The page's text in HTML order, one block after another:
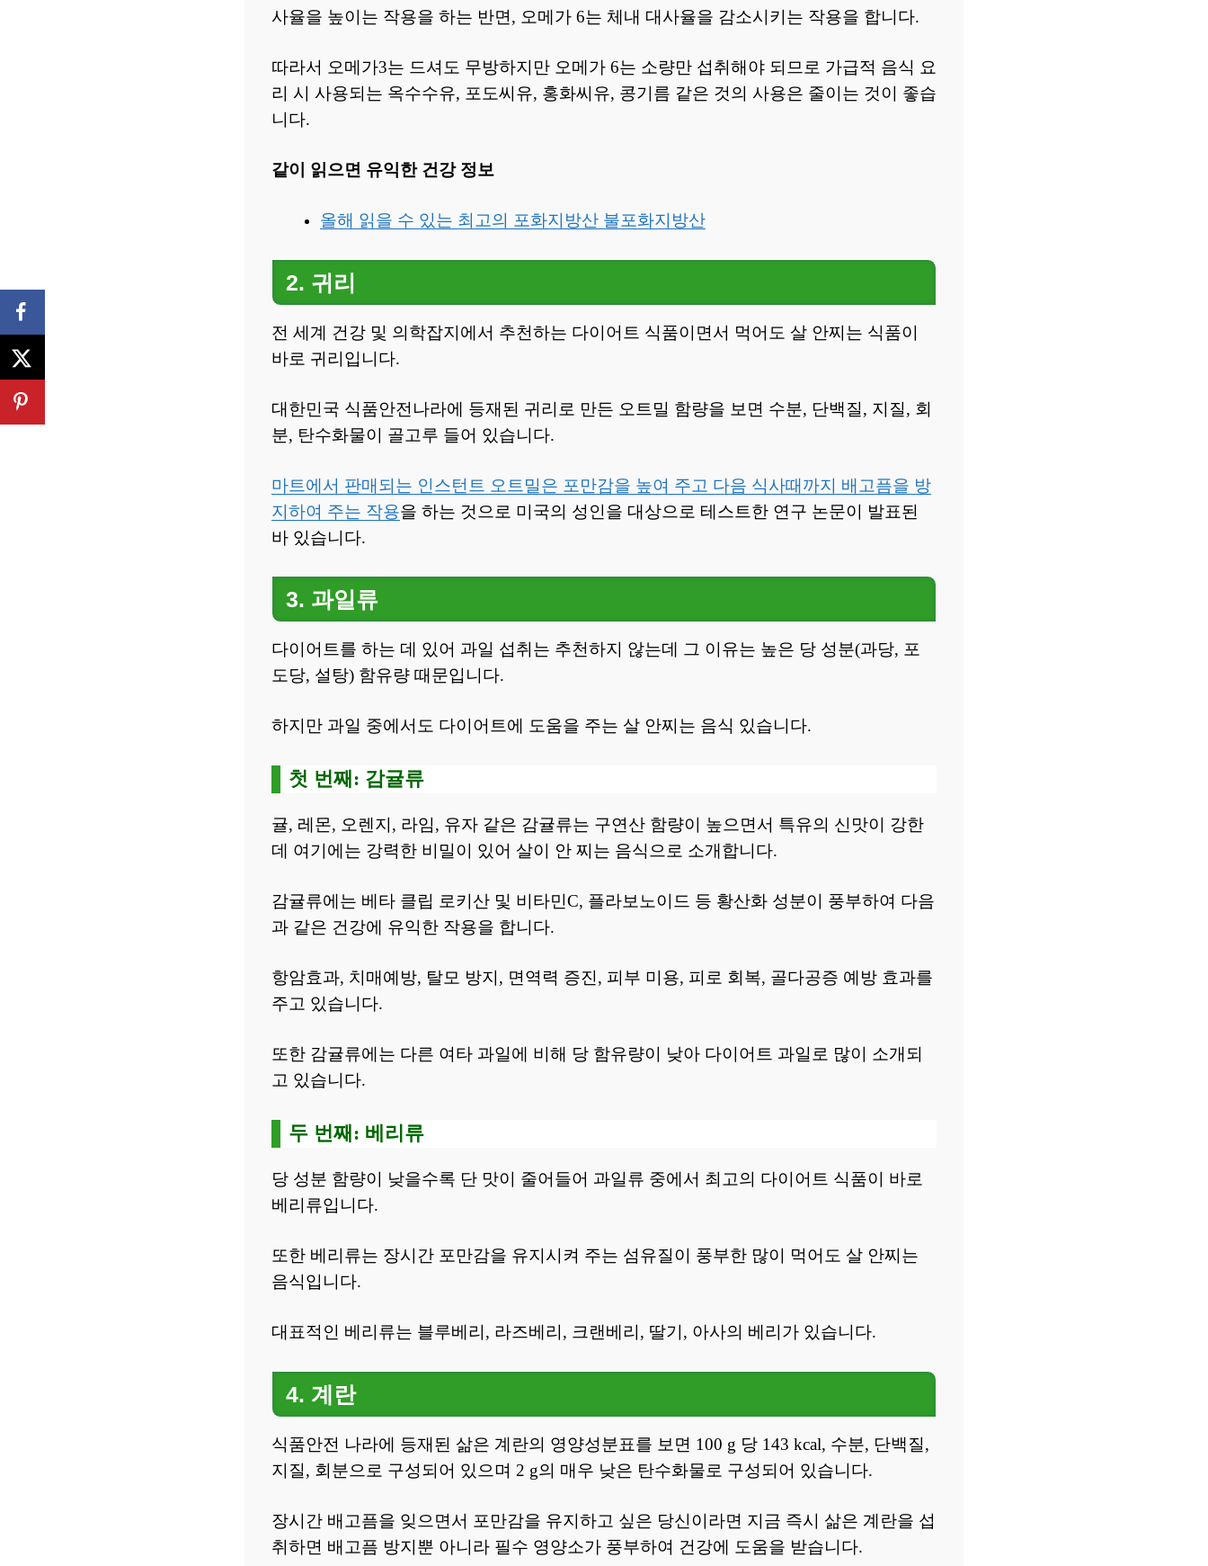
사율을 높이는 작용을 하는 반면, 오메가 6는 체내 대사율을 감소시키는 작용을 합니다.
따라서 오메가3는 드셔도 무방하지만 오메가 6는 소량만 섭취해야 되므로 가급적 음식 요
리 시 사용되는 옥수수유, 포도씨유, 홍화씨유, 콩기름 같은 것의 사용은 줄이는 것이 좋습
니다.
같이 읽으면 유익한 건강 정보
올해 읽을 수 있는 최고의 포화지방산 불포화지방산
2. 귀리
전 세계 건강 및 의학잡지에서 추천하는 다이어트 식품이면서 먹어도 살 안찌는 식품이
바로 귀리입니다.
대한민국 식품안전나라에 등재된 귀리로 만든 오트밀 함량을 보면 수분, 단백질, 지질, 회
분, 탄수화물이 골고루 들어 있습니다.
마트에서 판매되는 인스턴트 오트밀은 포만감을 높여 주고 다음 식사때까지 배고픔을 방
지하여 주는 작용을 하는 것으로 미국의 성인을 대상으로 테스트한 연구 논문이 발표된
바 있습니다.
3. 과일류
다이어트를 하는 데 있어 과일 섭취는 추천하지 않는데 그 이유는 높은 당 성분(과당, 포
도당, 설탕) 함유량 때문입니다.
하지만 과일 중에서도 다이어트에 도움을 주는 살 안찌는 음식 있습니다.
첫 번째: 감귤류
귤, 레몬, 오렌지, 라임, 유자 같은 감귤류는 구연산 함량이 높으면서 특유의 신맛이 강한
데 여기에는 강력한 비밀이 있어 살이 안 찌는 음식으로 소개합니다.
감귤류에는 베타 클립 로키산 및 비타민C, 플라보노이드 등 황산화 성분이 풍부하여 다음
과 같은 건강에 유익한 작용을 합니다.
항암효과, 치매예방, 탈모 방지, 면역력 증진, 피부 미용, 피로 회복, 골다공증 예방 효과를
주고 있습니다.
또한 감귤류에는 다른 여타 과일에 비해 당 함유량이 낮아 다이어트 과일로 많이 소개되
고 있습니다.
두 번째: 베리류
당 성분 함량이 낮을수록 단 맛이 줄어들어 과일류 중에서 최고의 다이어트 식품이 바로
베리류입니다.
또한 베리류는 장시간 포만감을 유지시켜 주는 섬유질이 풍부한 많이 먹어도 살 안찌는
음식입니다.
대표적인 베리류는 블루베리, 라즈베리, 크랜베리, 딸기, 아사의 베리가 있습니다.
4. 계란
식품안전 나라에 등재된 삶은 계란의 영양성분표를 보면 100 g 당 143 kcal, 수분, 단백질,
지질, 회분으로 구성되어 있으며 2 g의 매우 낮은 탄수화물로 구성되어 있습니다.
장시간 배고픔을 잊으면서 포만감을 유지하고 싶은 당신이라면 지금 즉시 삶은 계란을 섭
취하면 배고픔 방지뿐 아니라 필수 영양소가 풍부하여 건강에 도움을 받습니다.